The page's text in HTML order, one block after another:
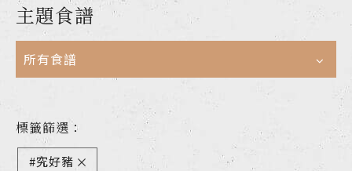
主題食譜
所有食譜
標籤篩選：
#究好豬